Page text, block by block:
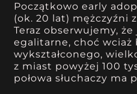
Początkowo early
(ok. 20 lat) mężczyźni
Teraz obserwujemy,
egalitarne, choć wciaż
wykształconego,
z miast powyżej 100
połowa słuchaczy ma